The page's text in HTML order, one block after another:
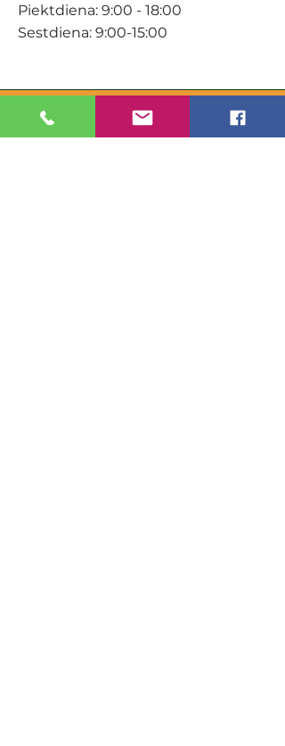
Piektdiena: 9:00 - 18:00
Sestdiena: 9:00-15:00
KONTAKTI